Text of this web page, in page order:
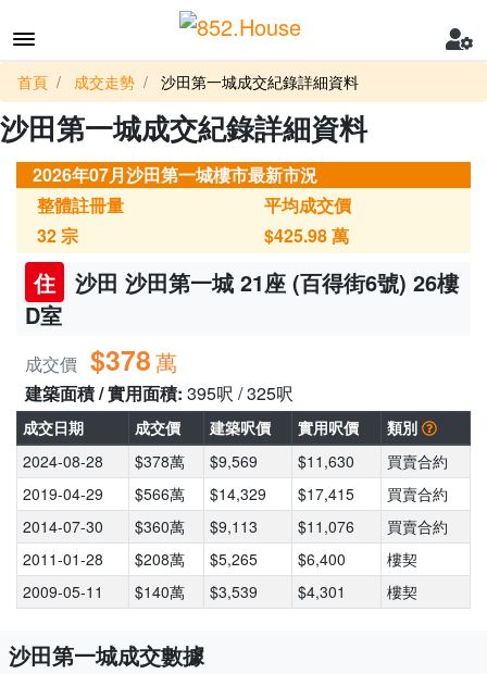
首頁 成交走勢 沙田第一城成交紀錄詳細資料
沙田第一城成交紀錄詳細資料
2026年07月沙田第一城樓市最新市況
整體註冊量
32宗
平均成交價
$425.98萬
住
沙田 沙田第一城 21座 (百得街6號) 26樓
D室
成交價 $378萬
建築面積 / 實用面積: 395呎 / 325呎
成交日期 成交價 建築呎價 實用呎價
類別
2024-08-28
$378萬 $9,569 $11,630
買賣合約
2019-04-29
$566萬 $14,329 $17,415
買賣合約
2014-07-30
$360萬 $9,113 $11,076
買賣合約
2011-01-28
$208萬 $5,265 $6,400
樓契
2009-05-11
$140萬 $3,539 $4,301 樓契
沙田第一城成交數據